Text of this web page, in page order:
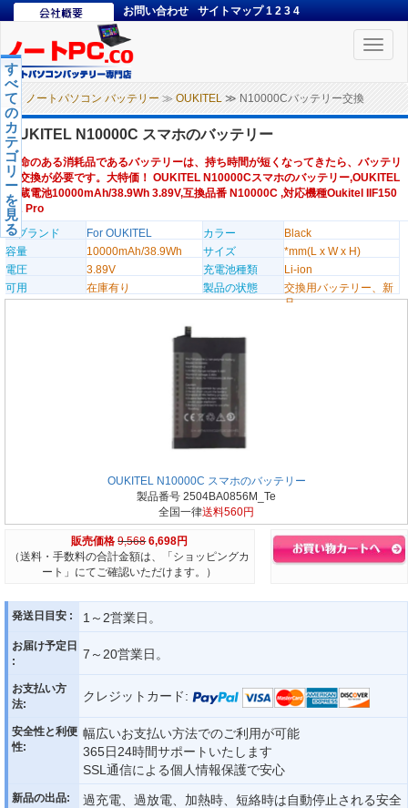
お問い合わせ サイトマップ 1 2 3 4
Toggle
ノートパソコン バッテリー ≫ OUKITEL ≫ N10000Cバッテリー交換
す
べ
て
の
カ
テ
ゴ
リ
ー
を
見
る
OUKITEL N10000C スマホのバッテリー
寿命のある消耗品であるバッテリーは、持ち時間が短くなってきたら、バッテリ
ー交換が必要です。大特価！ OUKITEL N10000Cスマホのバッテリー,OUKITEL
内蔵電池10000mAh/38.9Wh 3.89V,互換品番 N10000C ,対応機種Oukitel IIF150
B2 Pro
のブランド
For OUKITEL カラー
Black
容量
10000mAh/38.9Wh サイズ
*mm(L x W x H)
電圧
3.89V 充電池種類
Li-ion
可用
在庫有り 製品の状態
交換用バッテリー、新
品
OUKITEL N10000C スマホのバッテリー
製品番号 2504BA0856M_Te
全国一律送料560円
販売価格 9,568 6,698円
（送料・手数料の合計金額は、「ショッピングカ
ート」にてご確認いただけます。）
発送日目安 : 1～2営業日。
お届け予定日
:
7～20営業日。
お支払い方
法:
クレジットカード:
安全性と利便
性:
幅広いお支払い方法でのご利用が可能
365日24時間サポートいたします
SSL通信による個人情報保護で安心
新品の出品:
過充電、過放電、加熱時、短絡時は自動停止される安全